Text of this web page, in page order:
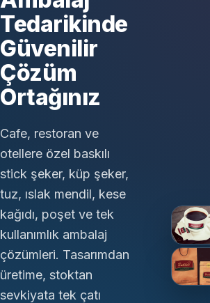
Tedarikinde
Güvenilir
Çözüm
Ortağınız
Cafe, restoran ve
otellere özel baskılı
stick şeker, küp şeker,
tuz, ıslak mendil, kese
kağıdı, poşet ve tek
kullanımlık ambalaj
çözümleri. Tasarımdan
üretime, stoktan
sevkiyata tek çatı